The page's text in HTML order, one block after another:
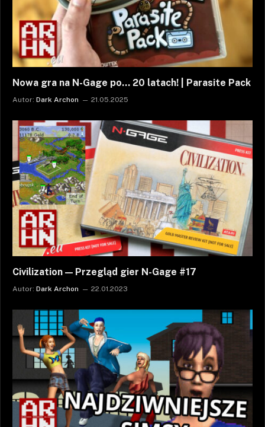
Nowa gra na N-Gage po… 20 latach! | Parasite Pack
Autor: Dark Archon 21.05.2025
Civilization — Przegląd gier N-Gage #17
Autor: Dark Archon 22.01.2023